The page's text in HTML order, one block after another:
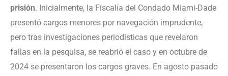
prisión. Inicialmente, la Fiscalía del Condado Miami-Dade
presentó cargos menores por navegación imprudente,
pero tras investigaciones periodísticas que revelaron
fallas en la pesquisa, se reabrió el caso y en octubre de
2024 se presentaron los cargos graves. En agosto pasado